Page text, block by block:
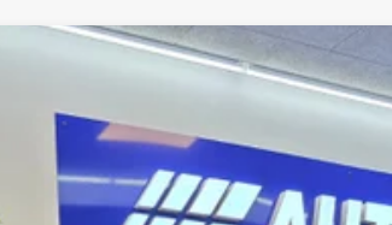
Km/L CO2
129 gram/km
Farve
Koksmetal
Antal døre
5